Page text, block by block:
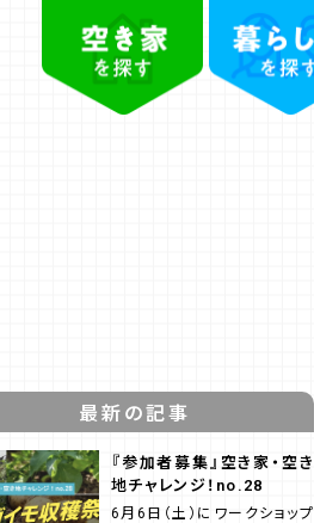
最新の記事
『参加者募集』空き家・空き
地チャレンジ！no.28
6月6日（土）にワークショップ